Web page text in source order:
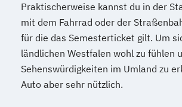
Praktischerweise kannst du in der
mit dem Fahrrad oder der
für die das Semesterticket gilt. Um
ländlichen Westfalen wohl zu fühlen
Sehenswürdigkeiten im Umland zu
Auto aber sehr nützlich.